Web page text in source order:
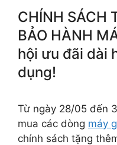
CHÍNH SÁCH
BẢO HÀNH
hội ưu đãi dài
dụng!
Từ ngày 28/05 đến
mua các dòng máy
chính sách tặng